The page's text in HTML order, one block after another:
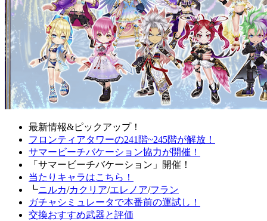
最新情報&ピックアップ！
フロンティアタワーの241階~245階が解放！
サマービーチバケーション協力が開催！
「サマービーチバケーション」開催！
当たりキャラはこちら！
┗ニルカ/カクリア/エレノア/フラン
ガチャシミュレータで本番前の運試し！
交換おすすめ武器と評価